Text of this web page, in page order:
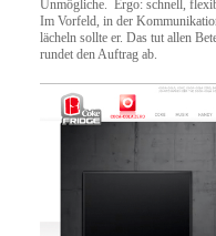
Unmögliche. Ergo: schnell,
Im Vorfeld, in der
lächeln sollte er. Das tut allen
rundet den Auftrag ab.